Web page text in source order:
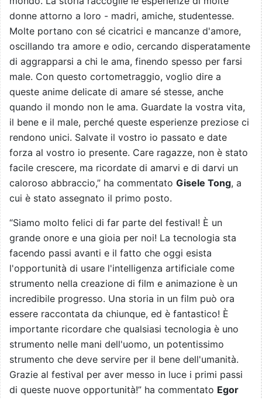
donne attorno a loro - madri, amiche, studentesse.
Molte portano con sé cicatrici e mancanze d'amore,
oscillando tra amore e odio, cercando disperatamente
di aggrapparsi a chi le ama, finendo spesso per farsi
male. Con questo cortometraggio, voglio dire a
queste anime delicate di amare sé stesse, anche
quando il mondo non le ama. Guardate la vostra vita,
il bene e il male, perché queste esperienze preziose ci
rendono unici. Salvate il vostro io passato e date
forza al vostro io presente. Care ragazze, non è stato
facile crescere, ma ricordate di amarvi e di darvi un
caloroso abbraccio,” ha commentato Gisele Tong, a
cui è stato assegnato il primo posto.
“Siamo molto felici di far parte del festival! È un
grande onore e una gioia per noi! La tecnologia sta
facendo passi avanti e il fatto che oggi esista
l'opportunità di usare l'intelligenza artificiale come
strumento nella creazione di film e animazione è un
incredibile progresso. Una storia in un film può ora
essere raccontata da chiunque, ed è fantastico! È
importante ricordare che qualsiasi tecnologia è uno
strumento nelle mani dell'uomo, un potentissimo
strumento che deve servire per il bene dell'umanità.
Grazie al festival per aver messo in luce i primi passi
di queste nuove opportunità!” ha commentato Egor